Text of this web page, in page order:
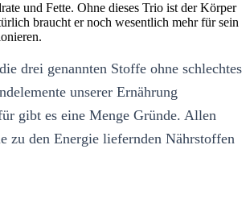
und Fette. Ohne dieses Trio ist der Körper
braucht er noch wesentlich mehr für sein
drei genannten Stoffe ohne schlechtes
unserer Ernährung
gibt es eine Menge Gründe. Allen
zu den Energie liefernden Nährstoffen